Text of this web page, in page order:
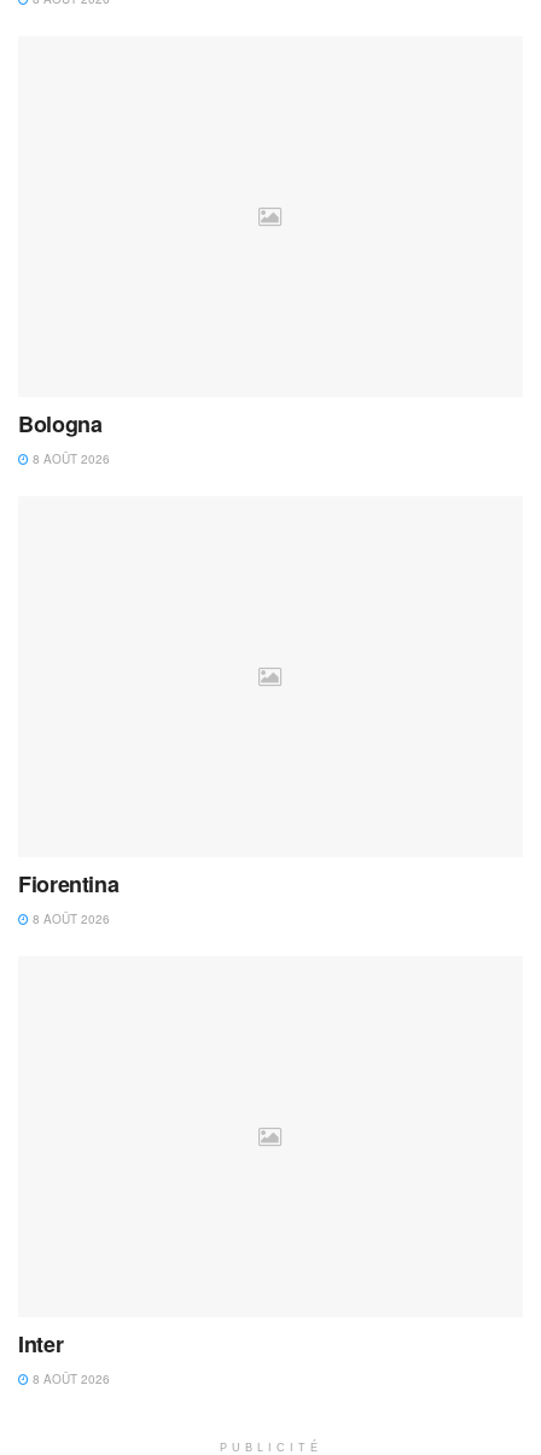
Bologna
8 AOÛT 2026
Fiorentina
8 AOÛT 2026
Inter
8 AOÛT 2026
PUBLICITÉ